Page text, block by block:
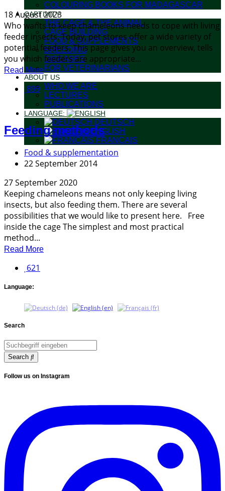
COLOURING BOOKS FOR MADAGASCAR
CAPTIVITY
THE CAGE & THE ANIMAL
CAGE BUILDING
FOOD & SUPPLEMENTS
BREEDING
DISEASES
FOR VETERINARIANS
ABOUT US
WHO WE ARE
LECTURES
PUBLICATIONS
LANGUAGE:
DEUTSCH
ENGLISH
FRANÇAIS
18 August 2023
Who wants to keep chameleons needs to cope with living
feeder insects. Today, pet stores offer a wide variety of
potential feeders. This page gives you an overview, tells
you which feeders are appropriate...
Read More
899
Feeding methods
Food & supplementation
22 September 2014
27 September 2020
Keeping chameleons means not only keeping living
insects, but also feeding them. There are several
possibilities that we would like to present here. Free
inside the cage The simplest and most practical
method...
Read More
621
Language:
Search
Search
Follow us on Instagram